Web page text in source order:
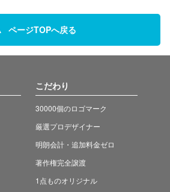
ページTOPへ戻る
こだわり
30000個のロゴマーク
厳選プロデザイナー
明朗会計・追加料金ゼロ
著作権完全譲渡
1点ものオリジナル